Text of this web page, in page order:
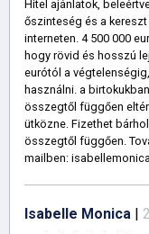
Hitel ajánlatok,
őszinteség és a
interneten. 4 500 000
hogy rövid és hosszú
eurótól a
használni. a
összegtől függően
ütközne. Fizethet
összegtől függően.
mailben:
Isabelle Monica |